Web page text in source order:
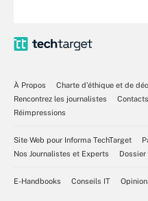
À Propos
Charte d’éthique et de
Rencontrez les journalistes
Contacts
Réimpressions
Site Web pour Informa TechTarget
Nos Journalistes et Experts
Dossier
E-Handbooks Conseils IT